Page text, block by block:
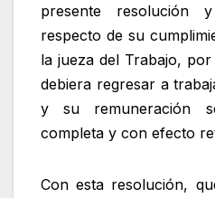
presente resolución
respecto de su
la jueza del Trabajo,
debiera regresar a
y su remuneración
completa y con efecto
Con esta resolución,